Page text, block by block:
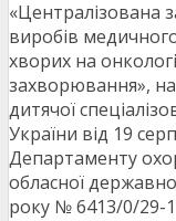
«Централізована
виробів
хворих на
захворювання», на
дитячої
України від 19
Департаменту
обласної
року № 6413/0/29-